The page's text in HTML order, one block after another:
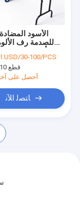
للصدمة رف
الأسعار:USD/30-100/PCS
10 قطع
أحصل على
ﺎﺘﺼﻟ ﺍﻶﻧ